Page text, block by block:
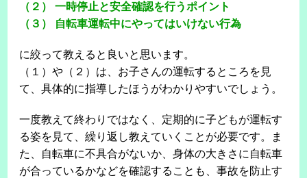
（２） 一時停止と安全確認を行うポイント
（３） 自転車運転中にやってはいけない行為
に絞って教えると良いと思います。
（１）や（２）は、お子さんの運転するところを見
て、具体的に指導したほうがわかりやすいでしょう。
一度教えて終わりではなく、定期的に子どもが運転す
る姿を見て、繰り返し教えていくことが必要です。ま
た、自転車に不具合がないか、身体の大きさに自転車
が合っているかなどを確認することも、事故を防止す